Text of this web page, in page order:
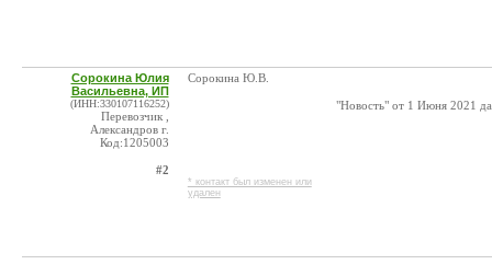
Сорокина Юлия
Васильевна, ИП
(ИНН:330107116252)
Перевозчик ,
Александров г.
Код:1205003
#2
Сорокина Ю.В.
* контакт был изменен или
удален
"Новость" от 1 Июня 2021